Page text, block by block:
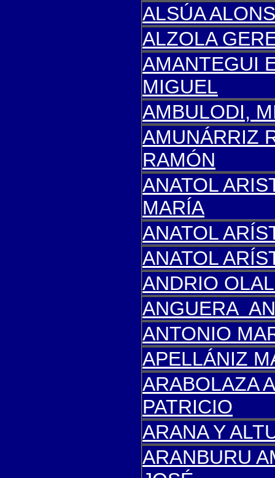
ALSÚA
ALZOLA
AMANTEGUI
MIGUEL
AMBULODI,
AMUNÁRRIZ
RAMÓN
ANATOL
MARÍA
ANATOL
ANATOL
ANDRIO
ANGUERA
ANTONIO
APELLÁNIZ
ARABOLAZA
PATRICIO
ARANA Y
ARANBURU